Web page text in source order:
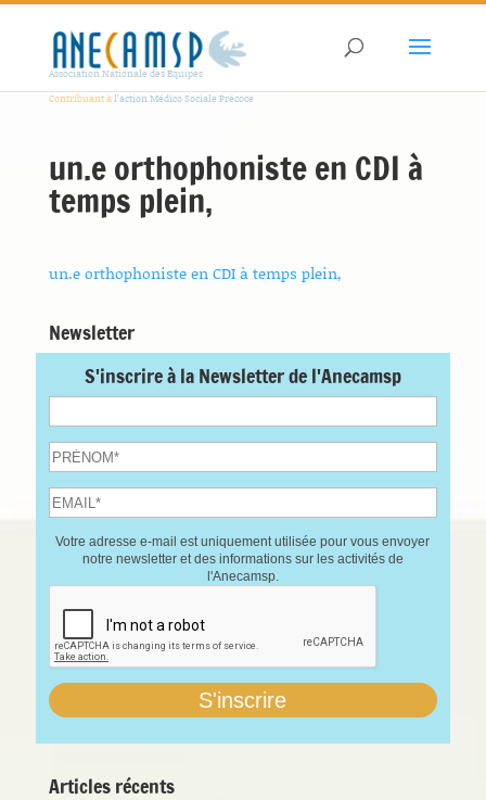
Association Nationale des Equipes
Contribuant àl'action Médico Sociale Précoce
un.e orthophoniste en CDI à
temps plein,
un.e orthophoniste en CDI à temps plein,
Newsletter
S'inscrire à la Newsletter de l'Anecamsp
Votre adresse e-mail est uniquement utilisée pour vous envoyer
notre newsletter et des informations sur les activités de
l'Anecamsp.
Articles récents